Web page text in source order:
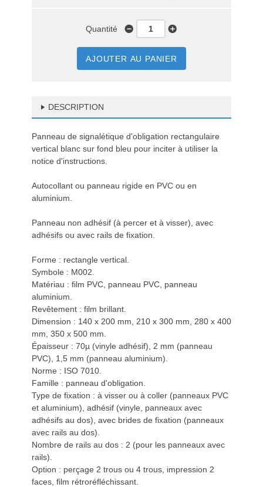
Quantité
AJOUTER AU PANIER
DESCRIPTION
Panneau de signalétique d'obligation rectangulaire
vertical blanc sur fond bleu pour inciter à utiliser la
notice d'instructions.
Autocollant ou panneau rigide en PVC ou en
aluminium.
Panneau non adhésif (à percer et à visser), avec
adhésifs ou avec rails de fixation.
Forme : rectangle vertical.
Symbole : M002.
Matériau : film PVC, panneau PVC, panneau
aluminium.
Revêtement : film brillant.
Dimension : 140 x 200 mm, 210 x 300 mm, 280 x 400
mm, 350 x 500 mm.
Épaisseur : 70µ (vinyle adhésif), 2 mm (panneau
PVC), 1,5 mm (panneau aluminium).
Norme : ISO 7010.
Famille : panneau d'obligation.
Type de fixation : à visser ou à coller (panneaux PVC
et aluminium), adhésif (vinyle, panneaux avec
adhésifs au dos), avec brides de fixation (panneaux
avec rails au dos).
Nombre de rails au dos : 2 (pour les panneaux avec
rails).
Option : perçage 2 trous ou 4 trous, impression 2
faces, film rétroréfléchissant.